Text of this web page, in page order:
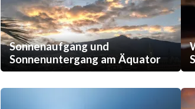
Sonnenaufgang und
Sonnenuntergang am Äquator